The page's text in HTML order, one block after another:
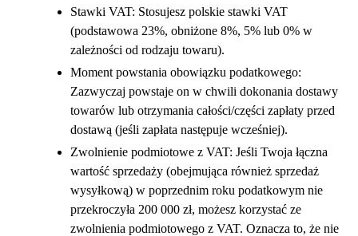
Stawki VAT: Stosujesz polskie stawki VAT
(podstawowa 23%, obniżone 8%, 5% lub 0% w
zależności od rodzaju towaru).
Moment powstania obowiązku podatkowego:
Zazwyczaj powstaje on w chwili dokonania dostawy
towarów lub otrzymania całości/części zapłaty przed
dostawą (jeśli zapłata następuje wcześniej).
Zwolnienie podmiotowe z VAT: Jeśli Twoja łączna
wartość sprzedaży (obejmująca również sprzedaż
wysyłkową) w poprzednim roku podatkowym nie
przekroczyła 200 000 zł, możesz korzystać ze
zwolnienia podmiotowego z VAT. Oznacza to, że nie